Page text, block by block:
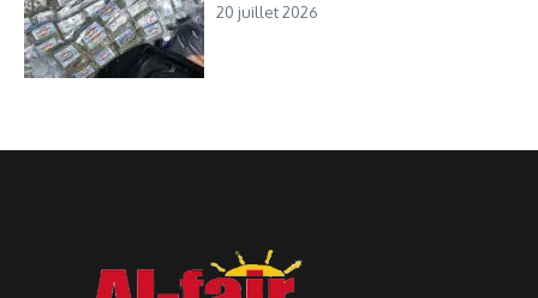
20 juillet 2026